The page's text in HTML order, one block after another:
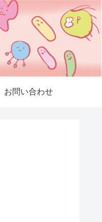
お問い合わせ